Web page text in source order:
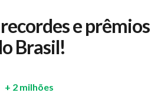
e prêmios
Brasil!
+ 2 milhões